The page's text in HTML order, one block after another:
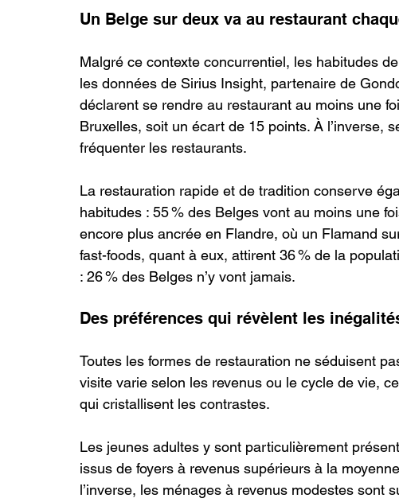
Un Belge sur deux va au restaurant
Malgré ce contexte concurrentiel, les habitudes
les données de Sirius Insight, partenaire de
déclarent se rendre au restaurant au moins une
Bruxelles, soit un écart de 15 points. À l’inverse,
fréquenter les restaurants.
La restauration rapide et de tradition conserve
habitudes : 55 % des Belges vont au moins une
encore plus ancrée en Flandre, où un Flamand
fast-foods, quant à eux, attirent 36 % de la
: 26 % des Belges n’y vont jamais.
Des préférences qui révèlent les
Toutes les formes de restauration ne séduisent
visite varie selon les revenus ou le cycle de vie,
qui cristallisent les contrastes.
Les jeunes adultes y sont particulièrement
issus de foyers à revenus supérieurs à la
l’inverse, les ménages à revenus modestes sont